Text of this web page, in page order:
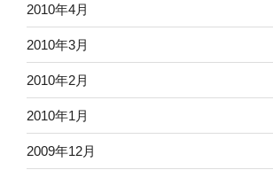
2010年4月
2010年3月
2010年2月
2010年1月
2009年12月